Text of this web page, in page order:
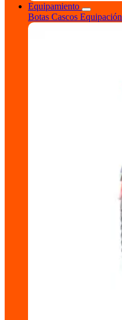
Equipamiento
Botas Cascos Equipación